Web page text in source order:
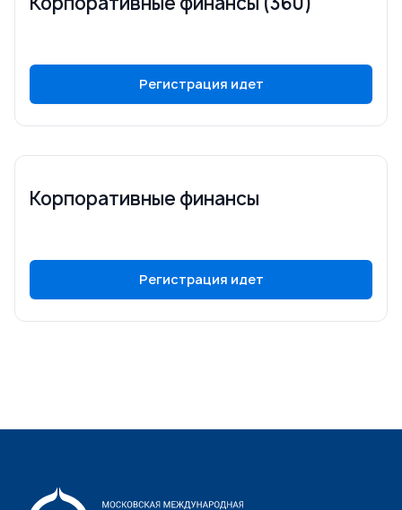
Регистрация идет
Корпоративные финансы
Регистрация идет